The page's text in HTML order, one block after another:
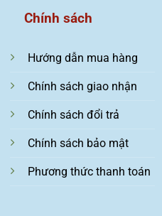
Chính sách
Hướng dẫn mua hàng
Chính sách giao nhận
Chính sách đổi trả
Chính sách bảo mật
Phương thức thanh toán